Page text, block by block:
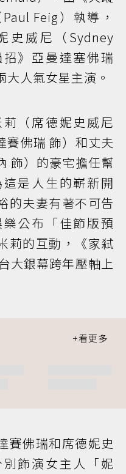
Feig）執導，
史威尼（Sydney
》亞曼達塞佛瑞
大人氣女星主演。
（席德妮史威尼
賽佛瑞 飾）和丈夫
飾）的豪宅擔任幫
是人生的嶄新開
的夫妻有著不可告
公布「佳節版預
莉的互動，《家弒
大銀幕跨年壓軸上
賽佛瑞和席德妮史
飾演女主人「妮